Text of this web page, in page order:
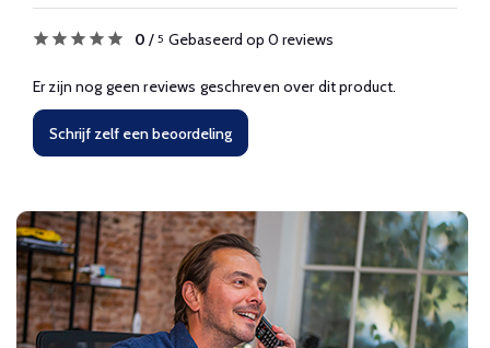
0 / 5 Gebaseerd op 0 reviews
Er zijn nog geen reviews geschreven over dit product.
Schrijf zelf een beoordeling